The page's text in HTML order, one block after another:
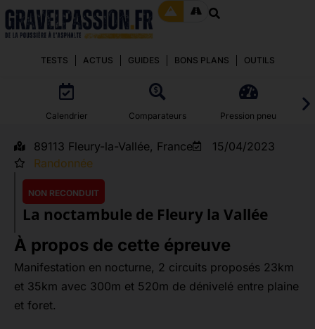
TESTS ACTUS GUIDES BONS PLANS OUTILS
Calendrier Comparateurs Pression pneu
89113 Fleury-la-Vallée, France
15/04/2023
Randonnée
NON RECONDUIT
La noctambule de Fleury la Vallée
À propos de cette épreuve
Manifestation en nocturne, 2 circuits proposés 23km
et 35km avec 300m et 520m de dénivelé entre plaine
et foret.